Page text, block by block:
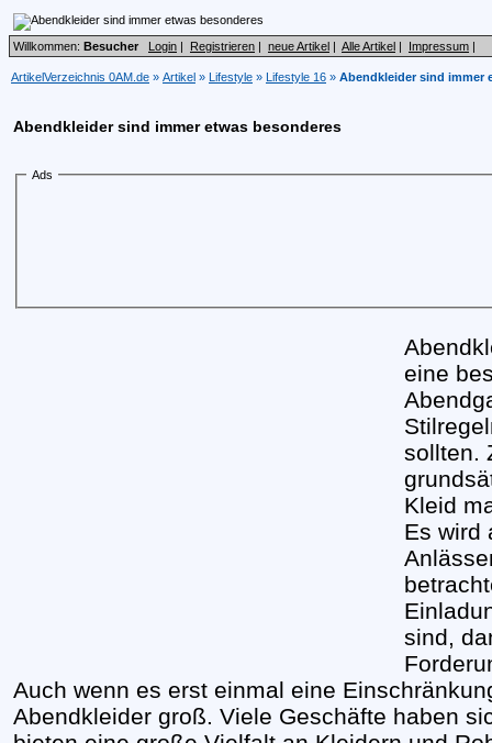
Willkommen: Besucher Login | Registrieren | neue Artikel | Alle Artikel | Impressum |
ArtikelVerzeichnis 0AM.de » Artikel » Lifestyle » Lifestyle 16 » Abendkleider sind immer
Abendkleider sind immer etwas besonderes
Ads
eine
sollten.
Kleid
Es wird
sind,
Auch wenn es erst einmal eine
Abendkleider groß. Viele Geschäfte haben